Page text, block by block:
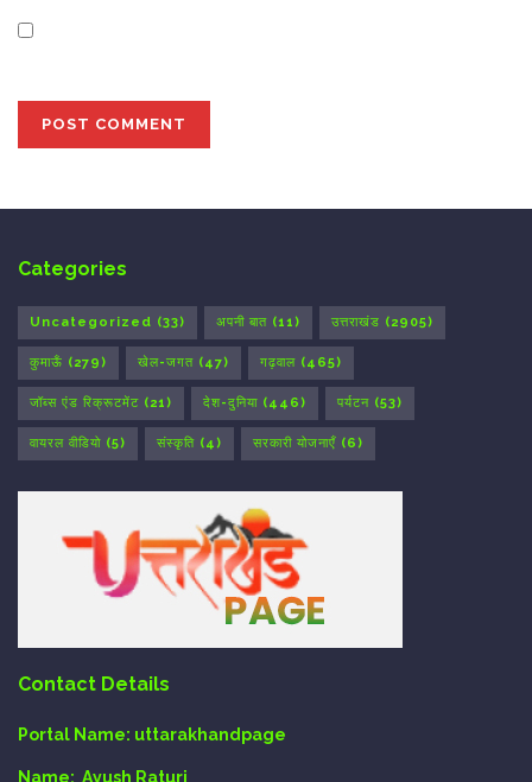
Categories
Uncategorized (33) अपनी बात (11) उत्तराखंड (2905)
कुमाऊँ (279) खेल-जगत (47) गढ़वाल (465)
जॉब्स एंड रिक्रूटमेंट (21) देश-दुनिया (446) पर्यटन (53)
वायरल वीडियो (5) संस्कृति (4) सरकारी योजनाएँ (6)
Contact Details
Portal Name: uttarakhandpage
Name: Ayush Raturi